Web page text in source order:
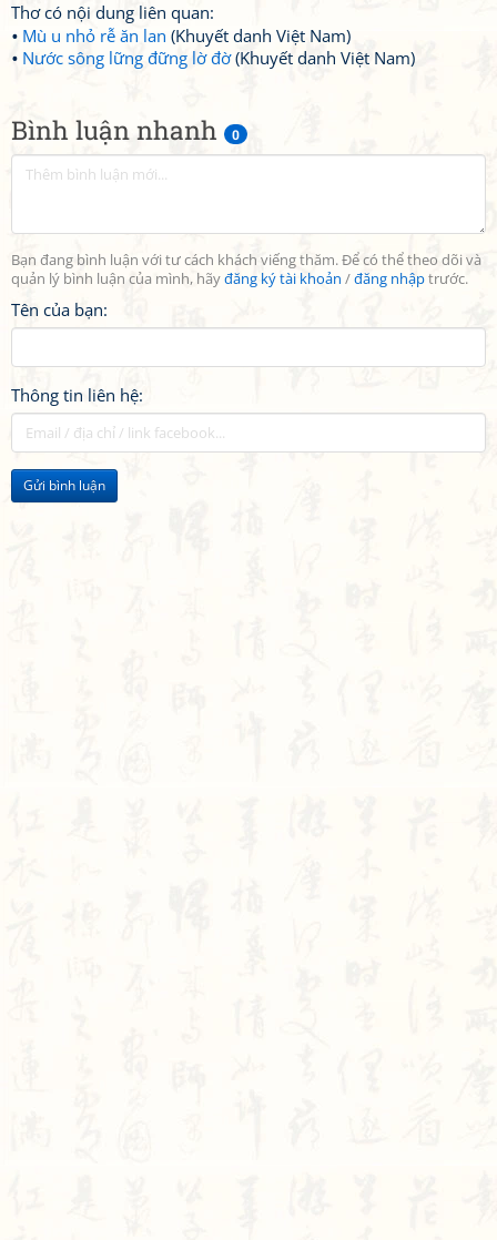
Bình luận nhanh 0
Bạn đang bình luận với tư cách khách viếng thăm. Để có thể theo dõi và
quản lý bình luận của mình, hãyđăng ký tài khoản /đăng nhậptrước.
Tên của bạn:
Thông tin liên hệ:
Gửi bình luận
Thơ có nội dung liên quan:
Mù u nhỏ rễ ăn lan (Khuyết danh Việt Nam)
Nước sông lững đững lờ đờ(Khuyết danh Việt Nam)